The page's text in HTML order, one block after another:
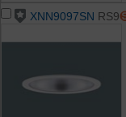
XNN9097SN RS9